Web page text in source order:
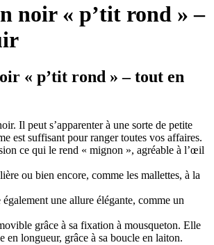
noir « p’tit rond » –
« p’tit rond » – tout en
Il peut s’apparenter à une sorte de petite
est suffisant pour ranger toutes vos affaires.
ce qui le rend « mignon », agréable à l’œil
ou bien encore, comme les mallettes, à la
une allure élégante, comme un
grâce à sa fixation à mousqueton. Elle
en longueur, grâce à sa boucle en laiton.